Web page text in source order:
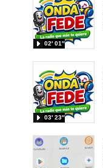
02′ 01″
03′ 23″